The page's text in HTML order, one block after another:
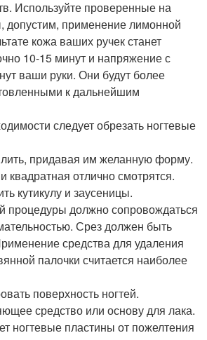
Используйте проверенные на
допустим, применение лимонной
кожа ваших ручек станет
10-15 минут и напряжение с
ваши руки. Они будут более
к дальнейшим
следует обрезать ногтевые
придавая им желанную форму.
квадратная отлично смотрятся.
кутикулу и заусеницы.
процедуры должно сопровождаться
Срез должен быть
средства для удаления
палочки считается наиболее
поверхность ногтей.
средство или основу для лака.
ногтевые пластины от пожелтения